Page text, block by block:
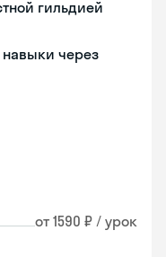
гильдией
через
от 1590 ₽ / урок